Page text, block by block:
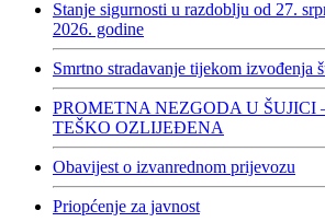
Stanje sigurnosti u razdoblju od 27.
2026. godine
Smrtno stradavanje tijekom izvođenja
PROMETNA NEZGODA U ŠUJICI
TEŠKO OZLIJEĐENA
Obavijest o izvanrednom prijevozu
Priopćenje za javnost